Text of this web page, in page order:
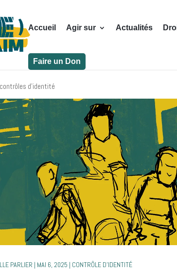
Accueil Agir sur Actualités
Faire un Don
contrôles d'identité
PARLIER | MAI 6, 2025 | CONTRÔLE D'IDENTITÉ